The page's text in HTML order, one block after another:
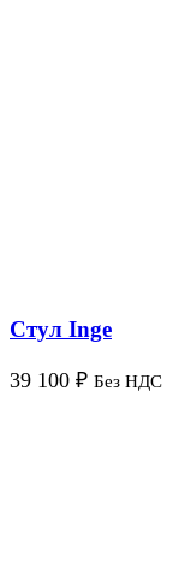
Стул Inge
39 100 ₽ Без НДС